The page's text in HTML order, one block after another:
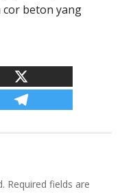
beton yang
Required fields are